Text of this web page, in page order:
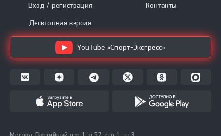
Вход / регистрация
Десктопная версия
Контакты
YouTube «Спорт-Экспресс»
Москва, Партийный пер.1, к.57, стр.1, эт.3